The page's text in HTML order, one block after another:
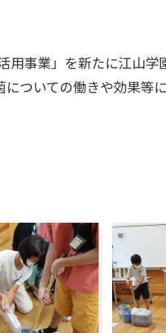
事業」を新たに江山学
ついての働きや効果等